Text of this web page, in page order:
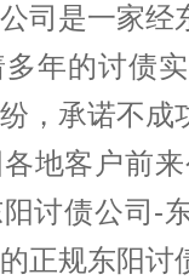
司是一家
年的讨债
，承诺不成
地客户前
讨债公司-
正规东阳